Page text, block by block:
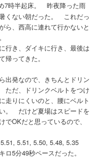
7時半起床。 昨夜降った雨
くない朝だった。 これだっ
ら、西高に連れて行かないと
行き、ダイキに行き、最後は
帰ってきた。
発なので、きちんとドリン
だ、ドリンクベルトをつけ
走りにくいのと、腰にベルト
。 だけど夏場はスピードを
OKだと思っているので、
5.51, 5.50, 5.48, 5.35
ロ5分49秒ペースだった。